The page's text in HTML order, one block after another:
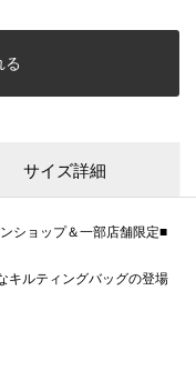
る
サイズ詳細
ショップ＆一部店舗限定■
キルティングバッグの登場